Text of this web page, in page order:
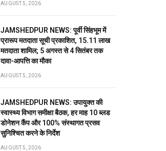
AUGUST 5, 2026
JAMSHEDPUR NEWS: पूर्वी सिंहभूम में
प्रारूप मतदाता सूची प्रकाशित, 15.11 लाख
मतदाता शामिल; 5 अगस्त से 4 सितंबर तक
दावा-आपत्ति का मौका
AUGUST 5, 2026
JAMSHEDPUR NEWS: उपायुक्त की
स्वास्थ्य विभाग समीक्षा बैठक, हर माह 10 ब्लड
डोनेशन कैंप और 100% संस्थागत प्रसव
सुनिश्चित करने के निर्देश
AUGUST 5, 2026